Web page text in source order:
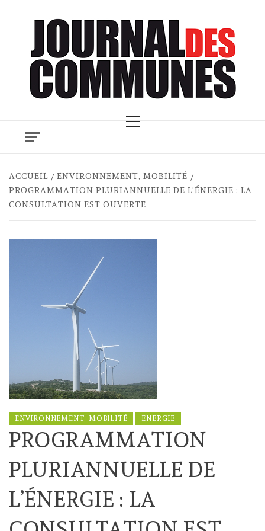
Menu
ACCUEIL
ENVIRONNEMENT, MOBILITÉ
PROGRAMMATION PLURIANNUELLE DE L’ÉNERGIE : LA
CONSULTATION EST OUVERTE
ENVIRONNEMENT, MOBILITÉ ENERGIE
PROGRAMMATION
PLURIANNUELLE DE
L’ÉNERGIE : LA